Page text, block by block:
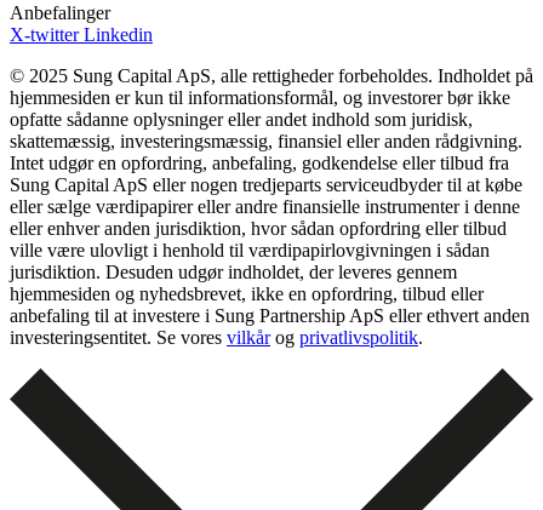
Anbefalinger
X-twitter Linkedin
© 2025 Sung Capital ApS, alle rettigheder forbeholdes. Indholdet på
hjemmesiden er kun til informationsformål, og investorer bør ikke
opfatte sådanne oplysninger eller andet indhold som juridisk,
skattemæssig, investeringsmæssig, finansiel eller anden rådgivning.
Intet udgør en opfordring, anbefaling, godkendelse eller tilbud fra
Sung Capital ApS eller nogen tredjeparts serviceudbyder til at købe
eller sælge værdipapirer eller andre finansielle instrumenter i denne
eller enhver anden jurisdiktion, hvor sådan opfordring eller tilbud
ville være ulovligt i henhold til værdipapirlovgivningen i sådan
jurisdiktion. Desuden udgør indholdet, der leveres gennem
hjemmesiden og nyhedsbrevet, ikke en opfordring, tilbud eller
anbefaling til at investere i Sung Partnership ApS eller ethvert anden
investeringsentitet. Se vores vilkårog privatlivspolitik.